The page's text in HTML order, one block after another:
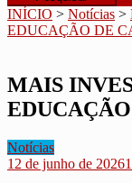
INÍCIO > Notícias >
EDUCAÇÃO DE
MAIS
Notícias
12 de junho de 2026